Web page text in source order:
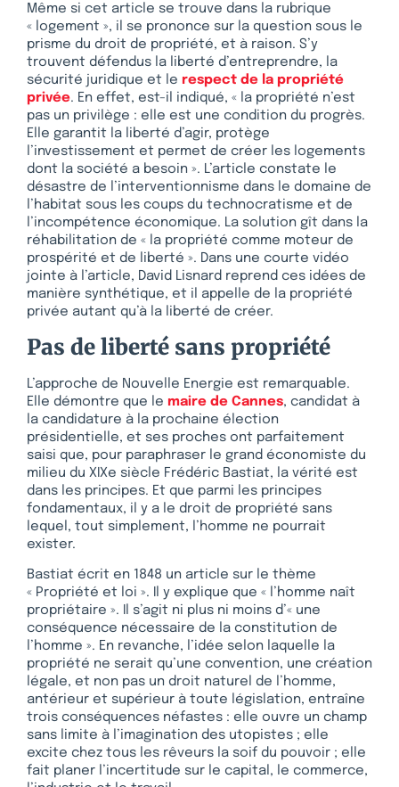
Même si cet article se trouve dans la rubrique
« logement », il se prononce sur la question sous le
prisme du droit de propriété, et à raison. S’y
trouvent défendus la liberté d’entreprendre, la
sécurité juridique et le respect de la propriété
privée. En effet, est-il indiqué, « la propriété n’est
pas un privilège : elle est une condition du progrès.
Elle garantit la liberté d’agir, protège
l’investissement et permet de créer les logements
dont la société a besoin ». L’article constate le
désastre de l’interventionnisme dans le domaine de
l’habitat sous les coups du technocratisme et de
l’incompétence économique. La solution gît dans la
réhabilitation de « la propriété comme moteur de
prospérité et de liberté ». Dans une courte vidéo
jointe à l’article, David Lisnard reprend ces idées de
manière synthétique, et il appelle de la propriété
privée autant qu’à la liberté de créer.
Pas de liberté sans propriété
L’approche de Nouvelle Energie est remarquable.
Elle démontre que le maire de Cannes, candidat à
la candidature à la prochaine élection
présidentielle, et ses proches ont parfaitement
saisi que, pour paraphraser le grand économiste du
milieu du XIXe siècle Frédéric Bastiat, la vérité est
dans les principes. Et que parmi les principes
fondamentaux, il y a le droit de propriété sans
lequel, tout simplement, l’homme ne pourrait
exister.
Bastiat écrit en 1848 un article sur le thème
« Propriété et loi ». Il y explique que « l’homme naît
propriétaire ». Il s’agit ni plus ni moins d’« une
conséquence nécessaire de la constitution de
l’homme ». En revanche, l’idée selon laquelle la
propriété ne serait qu’une convention, une création
légale, et non pas un droit naturel de l’homme,
antérieur et supérieur à toute législation, entraîne
trois conséquences néfastes : elle ouvre un champ
sans limite à l’imagination des utopistes ; elle
excite chez tous les rêveurs la soif du pouvoir ; elle
fait planer l’incertitude sur le capital, le commerce,